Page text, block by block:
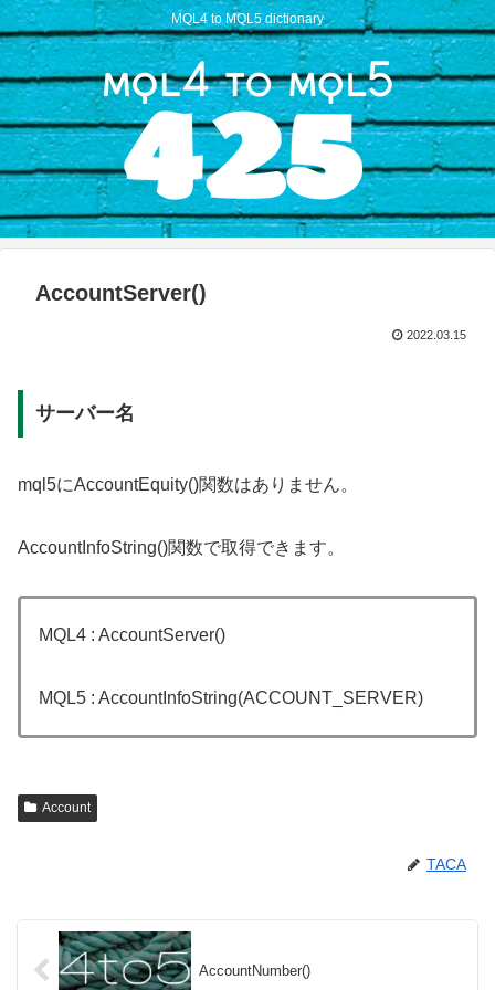
MQL4 to MQL5 dictionary
AccountServer()
2022.03.15
サーバー名
mql5にAccountEquity()関数はありません。
AccountInfoString()関数で取得できます。
MQL4 : AccountServer()
MQL5 : AccountInfoString(ACCOUNT_SERVER)
Account
TACA
AccountNumber()